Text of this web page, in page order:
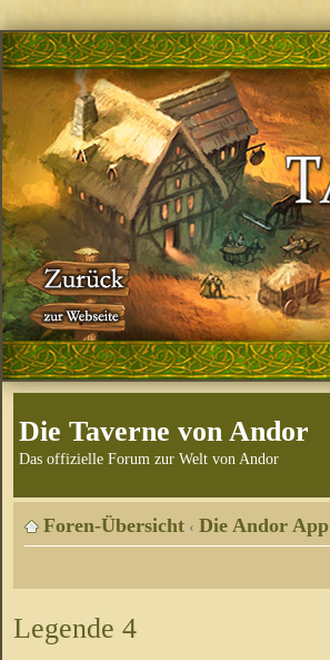
Die Taverne von Andor
Das offizielle Forum zur Welt von Andor
Foren-Übersicht ‹ Die Andor App
Legende 4